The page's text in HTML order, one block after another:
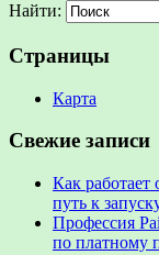
Найти:
Страницы
Карта
Свежие записи
Как
путь к
Профессия
по платному